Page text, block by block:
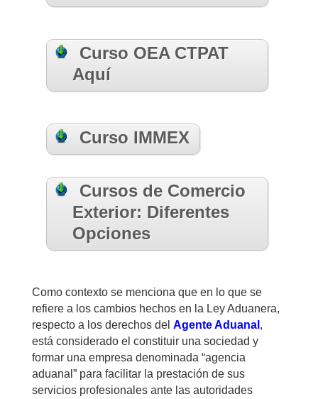
Curso OEA CTPAT
Aquí
Curso IMMEX
Cursos de Comercio
Exterior: Diferentes
Opciones
Como contexto se menciona que en lo que se
refiere a los cambios hechos en la Ley Aduanera,
respecto a los derechos del Agente Aduanal ,
está considerado el constituir una sociedad y
formar una empresa denominada “agencia
aduanal” para facilitar la prestación de sus
servicios profesionales ante las autoridades